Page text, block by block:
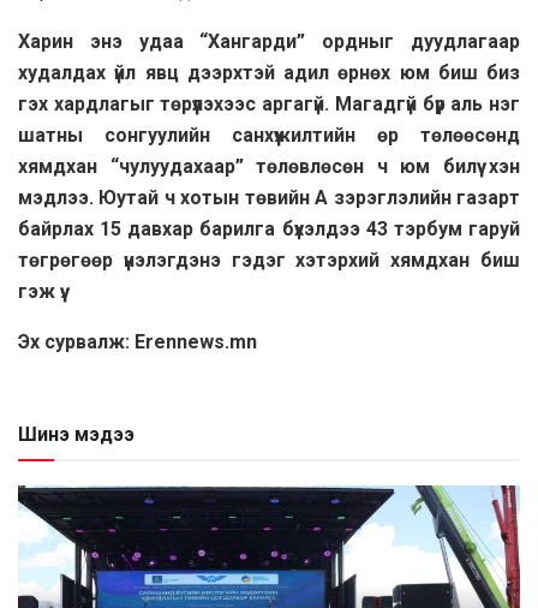
Харин энэ удаа “Хангарди” ордныг дуудлагаар
худалдах үйл явц дээрхтэй адил өрнөх юм биш биз
гэх хардлагыг төрүүлэхээс аргагүй. Магадгүй бүр аль нэг
шатны сонгуулийн санхүүжилтийн өр төлөөсөнд
хямдхан “чулуудахаар” төлөвлөсөн ч юм билүү хэн
мэдлээ. Юутай ч хотын төвийн А зэрэглэлийн газарт
байрлах 15 давхар барилга бүхэлдээ 43 тэрбум гаруй
төгрөгөөр үнэлэгдэнэ гэдэг хэтэрхий хямдхан биш
гэж үү.
Эх сурвалж: Erennews.mn
Шинэ мэдээ